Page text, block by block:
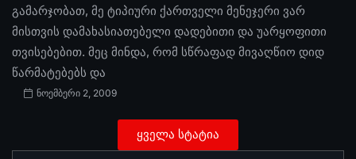
გამარჯობათ, მე ტიპიური ქართველი მენეჯერი ვარ
მისთვის დამახასიათებელი დადებითი და უარყოფითი
თვისებებით. მეც მინდა, რომ სწრაფად მივაღწიო დიდ
წარმატებებს და
ნოემბერი 2, 2009
ყველა სტატია